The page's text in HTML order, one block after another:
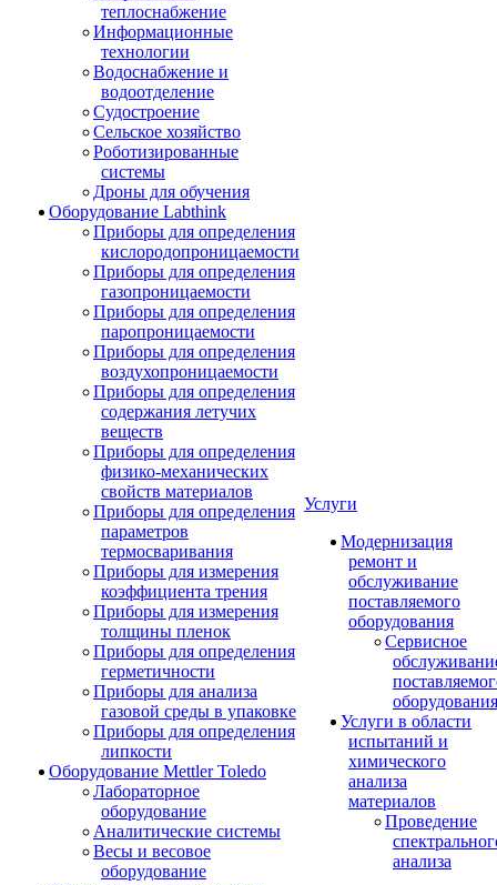
теплоснабжение
Информационные
технологии
Водоснабжение и
водоотделение
Судостроение
Сельское хозяйство
Роботизированные
системы
Дроны для обучения
Оборудование Labthink
Приборы для определения
кислородопроницаемости
Приборы для определения
газопроницаемости
Приборы для определения
паропроницаемости
Приборы для определения
воздухопроницаемости
Приборы для определения
содержания летучих
веществ
Приборы для определения
физико-механических
свойств материалов
Приборы для определения
параметров
термосваривания
Приборы для измерения
коэффициента трения
Приборы для измерения
толщины пленок
Приборы для определения
герметичности
Приборы для анализа
газовой среды в упаковке
Приборы для определения
липкости
Оборудование Mettler Toledo
Лабораторное
оборудование
Аналитические системы
Весы и весовое
оборудование
Услуги
Модернизация
ремонт и
обслуживание
поставляемого
оборудования
Сервисное
оборудования
Услуги в области
испытаний и
химического
анализа
материалов
Проведение
анализа